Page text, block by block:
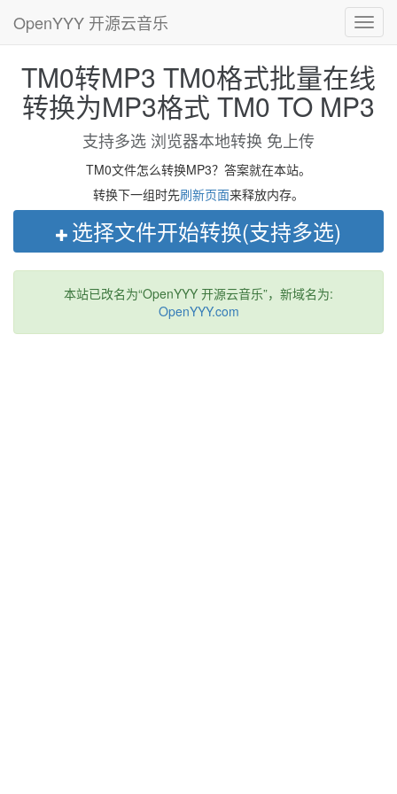
OpenYYY 开源云音乐
TM0转MP3 TM0格式批量在线
转换为MP3格式 TM0 TO MP3
支持多选 浏览器本地转换 免上传
TM0文件怎么转换MP3？答案就在本站。
转换下一组时先刷新页面来释放内存。
选择文件开始转换(支持多选)
本站已改名为“OpenYYY 开源云音乐”，新域名为:
OpenYYY.com